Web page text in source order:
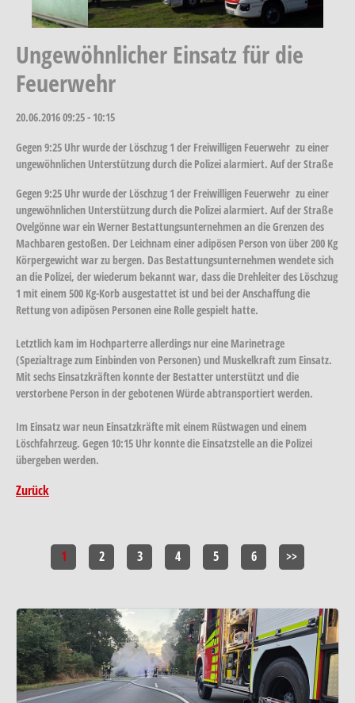
Ungewöhnlicher Einsatz für die
Feuerwehr
20.06.201609:25 - 10:15
Gegen 9:25 Uhr wurde der Löschzug 1 der Freiwilligen Feuerwehr zu einer
ungewöhnlichen Unterstützung durch die Polizei alarmiert. Auf der Straße
Gegen 9:25 Uhr wurde der Löschzug 1 der Freiwilligen Feuerwehr zu einer
ungewöhnlichen Unterstützung durch die Polizei alarmiert. Auf der Straße
Ovelgönne war ein Werner Bestattungsunternehmen an die Grenzen des
Machbaren gestoßen. Der Leichnam einer adipösen Person von über 200 Kg
Körpergewicht war zu bergen. Das Bestattungsunternehmen wendete sich
an die Polizei, der wiederum bekannt war, dass die Drehleiter des Löschzug
1 mit einem 500 Kg-Korb ausgestattet ist und bei der Anschaffung die
Rettung von adipösen Personen eine Rolle gespielt hatte.
Letztlich kam im Hochparterre allerdings nur eine Marinetrage
(Spezialtrage zum Einbinden von Personen) und Muskelkraft zum Einsatz.
Mit sechs Einsatzkräften konnte der Bestatter unterstützt und die
verstorbene Person in der gebotenen Würde abtransportiert werden.
Im Einsatz war neun Einsatzkräfte mit einem Rüstwagen und einem
Löschfahrzeug. Gegen 10:15 Uhr konnte die Einsatzstelle an die Polizei
übergeben werden.
Zurück
1 2 3 4 5 6 >>